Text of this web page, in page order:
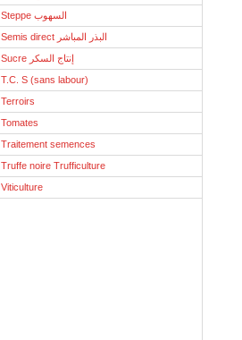
Steppe السهوب
Semis direct البذر المباشر
Sucre إنتاج السكر
T.C. S (sans labour)
Terroirs
Tomates
Traitement semences
Truffe noire Trufficulture
Viticulture